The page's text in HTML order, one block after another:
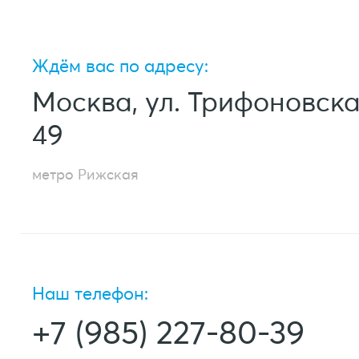
Ждём вас по адресу:
Москва, ул.
49
метро Рижская
Наш телефон:
+7 (985) 227-80-39